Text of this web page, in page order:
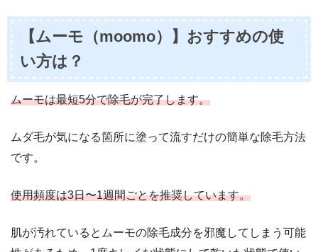
【ムーモ（moomo）】おすすめの使
い方は？
ムーモは最短5分で除毛が完了します。
ムダ毛が気になる箇所に塗って流すだけの簡単な除毛方法
です。
使用頻度は3日〜1週間ごとを推奨しています。
肌が汚れているとムーモの除毛成分を邪魔してしまう可能